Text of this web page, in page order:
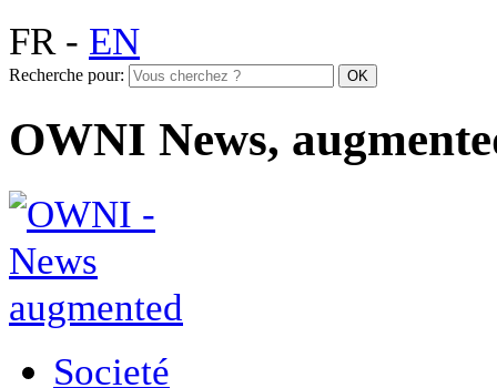
FR- EN
Recherche pour:
OWNI News,
Societé